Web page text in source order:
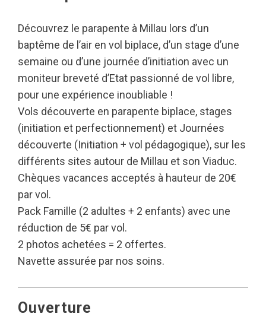
Découvrez le parapente à Millau lors d’un
baptême de l’air en vol biplace, d’un stage d’une
semaine ou d’une journée d’initiation avec un
moniteur breveté d’Etat passionné de vol libre,
pour une expérience inoubliable !
Vols découverte en parapente biplace, stages
(initiation et perfectionnement) et Journées
découverte (Initiation + vol pédagogique), sur les
différents sites autour de Millau et son Viaduc.
Chèques vacances acceptés à hauteur de 20€
par vol.
Pack Famille (2 adultes + 2 enfants) avec une
réduction de 5€ par vol.
2 photos achetées = 2 offertes.
Navette assurée par nos soins.
Ouverture